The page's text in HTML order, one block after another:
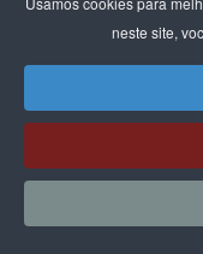
neste site,